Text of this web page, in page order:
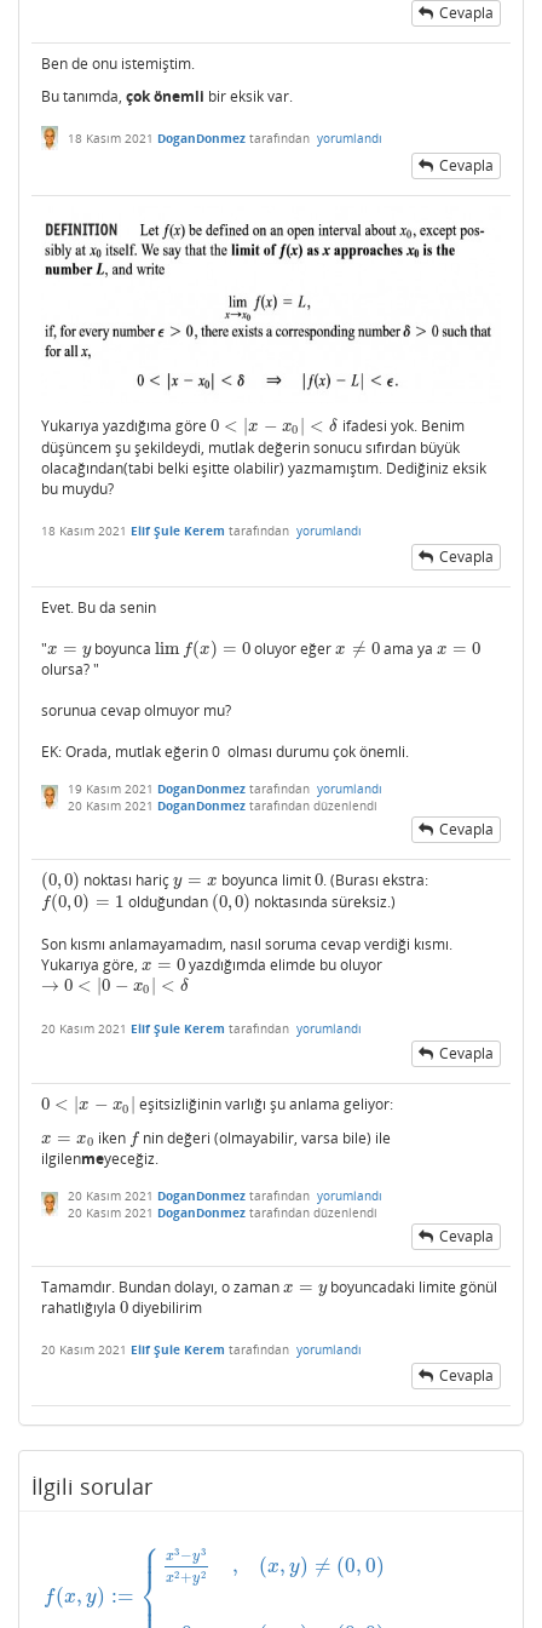
Cevapla
Ben de onu istemiştim.
Bu tanımda, çok önemli bir eksik var.
18 Kasım 2021 DoganDonmez tarafından yorumlandı
Cevapla
Yukarıya yazdığıma göre 0 < |x − x0 < δ
0 <|x −x 0|<δ
ifadesi yok. Benim
düşüncem şu şekildeydi, mutlak değerin sonucu sıfırdan büyük
olacağından(tabi belki eşitte olabilir) yazmamıştım. Dediğiniz eksik
bu muydu?
18 Kasım 2021 Elif Şule Kerem tarafından yorumlandı
Cevapla
Evet. Bu da senin
"x = y
x= y boyuncalim f(x) = 0
limf x)=0 oluyor eğerx ≠ 0
x≠ 0 ama ya x = 0
x= 0
olursa? "
sorunua cevap olmuyor mu?
EK: Orada, mutlak eğerin 0 olması durumu çok önemli.
19 Kasım 2021 DoganDonmez tarafından yorumlandı
20 Kasım 2021 DoganDonmez tarafından düzenlendi
Cevapla
(0, 0)
(0,0) noktası hariçy = x
y=x boyunca limit0
0. (Burası ekstra:
f(0,0) = 1
f(0,0)=1 olduğundan (0,0)
(0,0) noktasında süreksiz.)
Son kısmı anlamayamadım, nasıl soruma cevap verdiği kısmı.
Yukarıya göre, x = 0
x= 0
yazdığımda elimde bu oluyor
→ 0 < |0 − x0 < δ
→0 < |0− x0 |< δ
20 Kasım 2021 Elif Şule Kerem tarafından yorumlandı
Cevapla
0 < |x − x0
0 <|x −x 0| eşitsizliğinin varlığı şu anlama geliyor:
x = x0
x= x0 iken f
f nin değeri (olmayabilir, varsa bile) ile
ilgilenmeyeceğiz.
20 Kasım 2021 DoganDonmez tarafından yorumlandı
20 Kasım 2021 DoganDonmez tarafından düzenlendi
Cevapla
Tamamdır. Bundan dolayı, o zaman x = y
x= y
boyuncadaki limite gönül
rahatlığıyla 0
0diyebilirim
20 Kasım 2021 Elif Şule Kerem tarafından yorumlandı
Cevapla
İlgili sorular
f(x, y) :=
⎧
⎨⎪
⎪ x3 −y3
x2+y2 , (x, y) ≠ (0, 0)
f(x, y):= {x3 y